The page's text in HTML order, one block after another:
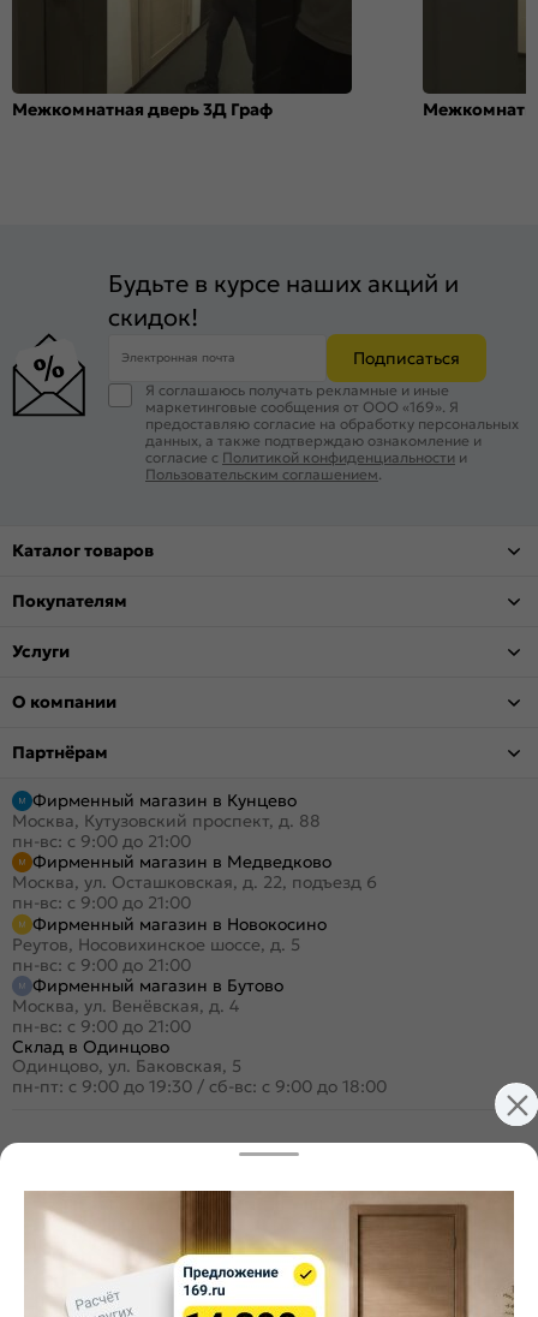
Межкомнатная дверь 3Д Граф
Будьте в курсе наших акций и
скидок!
Электронная почта Подписаться
Я соглашаюсь получать рекламные и иные
маркетинговые сообщения от ООО «169». Я
предоставляю согласие на обработку персональных
данных, а также подтверждаю ознакомление и
согласие с Политикой конфиденциальности и
Пользовательским соглашением
Каталог товаров
Покупателям
Услуги
О компании
Партнёрам
Фирменный магазин в Кунцево
Москва, Кутузовский проспект, д. 88
пн-вс: с 9:00 до 21:00
Фирменный магазин в Медведково
Москва, ул. Осташковская, д. 22, подъезд 6
пн-вс: с 9:00 до 21:00
Фирменный магазин в Новокосино
Реутов, Носовихинское шоссе, д. 5
пн-вс: с 9:00 до 21:00
Фирменный магазин в Бутово
Москва, ул. Венёвская, д. 4
пн-вс: с 9:00 до 21:00
Склад в Одинцово
Одинцово, ул. Баковская, 5
пн-пт: с 9:00 до 19:30 / сб-вс: с 9:00 до 18:00
Заказать звонок
Стать дилером